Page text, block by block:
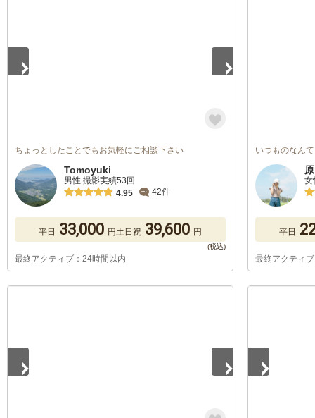
ちょっとしたことでもお気軽にご相談下さい
Tomoyuki
男性 撮影実績53回
4.95
42件
平日 33,000 円土日祝 39,600 円
最終アクティブ：24時間以内
いつものなん
女
平日
最終アクティ